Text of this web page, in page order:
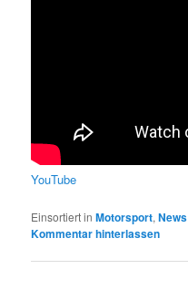
YouTube
Einsortiert in Motorsport,News
Kommentar hinterlassen